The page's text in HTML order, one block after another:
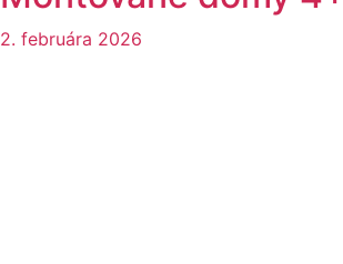
2. februára 2026